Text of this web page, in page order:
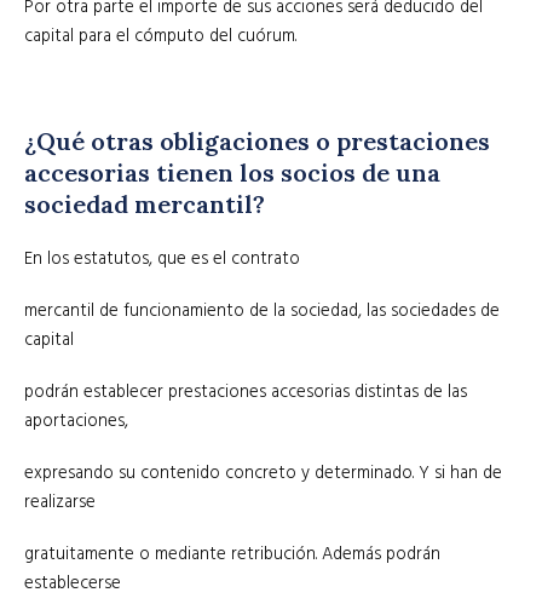
Por otra parte el importe de sus acciones será deducido del
capital para el cómputo del cuórum.
¿Qué otras obligaciones o prestaciones
accesorias tienen los socios de una
sociedad mercantil?
En los estatutos, que es el contrato
mercantil de funcionamiento de la sociedad, las sociedades de
capital
podrán establecer prestaciones accesorias distintas de las
aportaciones,
expresando su contenido concreto y determinado. Y si han de
realizarse
gratuitamente o mediante retribución. Además podrán
establecerse